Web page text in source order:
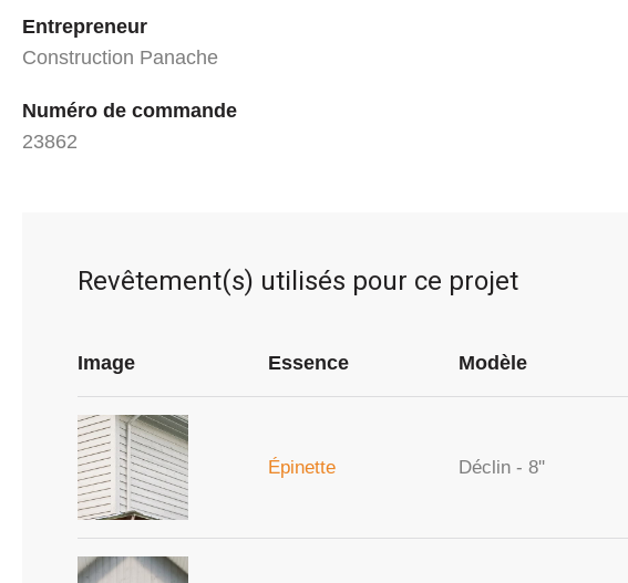
Entrepreneur
Construction Panache
Numéro de commande
23862
Revêtement(s) utilisés pour ce projet
Image Essence Modèle
Épinette Déclin - 8''